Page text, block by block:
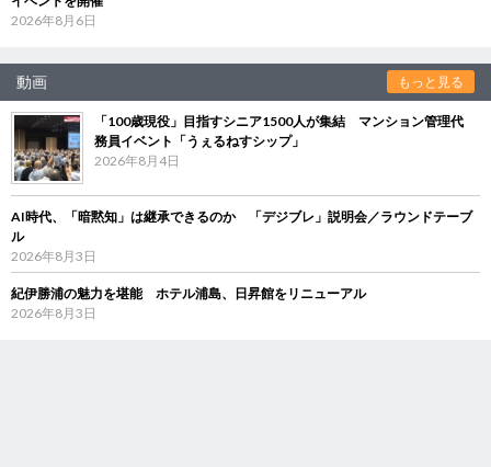
2026年8月6日
動画 もっと見る
「100歳現役」目指すシニア1500人が集結 マンション管理代
務員イベント「うぇるねすシップ」
2026年8月4日
AI時代、「暗黙知」は継承できるのか 「デジブレ」説明会／ラウンドテーブ
ル
2026年8月3日
紀伊勝浦の魅力を堪能 ホテル浦島、日昇館をリニューアル
2026年8月3日